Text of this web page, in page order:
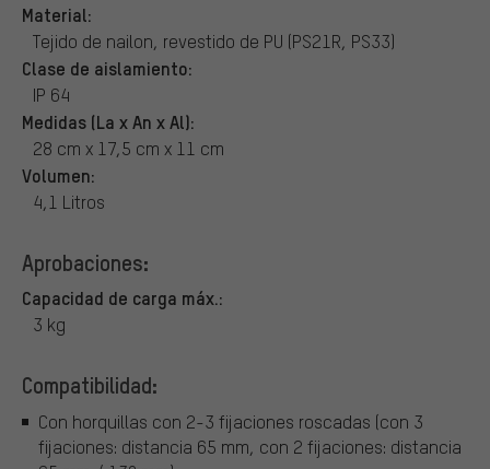
Material:
Tejido de nailon, revestido de PU (PS21R, PS33)
Clase de aislamiento:
IP 64
Medidas (La x An x Al):
28 cm x 17,5 cm x 11 cm
Volumen:
4,1 Litros
Aprobaciones:
Capacidad de carga máx.:
3 kg
Compatibilidad:
Con horquillas con 2-3 fijaciones roscadas (con 3
fijaciones: distancia 65 mm, con 2 fijaciones: distancia